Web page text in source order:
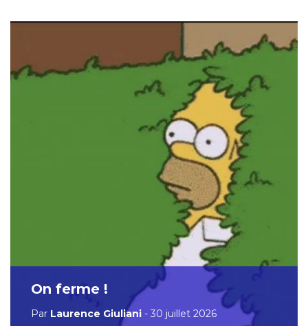
On ferme !
Par Laurence Giuliani - 30 juillet 2026